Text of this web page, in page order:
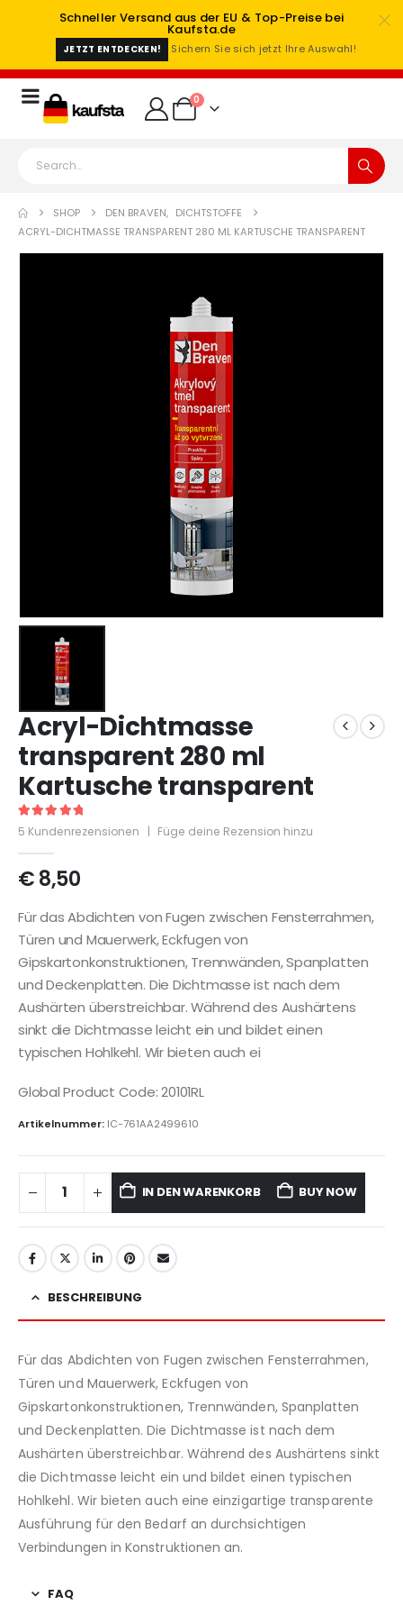
Schneller Versand aus der EU & Top-Preise bei
Kaufsta.de
JETZT ENTDECKEN! Sichern Sie sich jetzt Ihre Auswahl!
0
SHOP DEN BRAVEN, DICHTSTOFFE
ACRYL-DICHTMASSE TRANSPARENT 280 ML KARTUSCHE TRANSPARENT
Acryl-Dichtmasse
transparent 280 ml
Kartusche transparent
5 out of 5
5 Kundenrezensionen | Füge deine Rezension hinzu
€8,50
Für das Abdichten von Fugen zwischen Fensterrahmen,
Türen und Mauerwerk, Eckfugen von
Gipskartonkonstruktionen, Trennwänden, Spanplatten
und Deckenplatten. Die Dichtmasse ist nach dem
Aushärten überstreichbar. Während des Aushärtens
sinkt die Dichtmasse leicht ein und bildet einen
typischen Hohlkehl. Wir bieten auch ei
Global Product Code: 20101RL
Artikelnummer: IC-761AA2499610
IN DEN WARENKORB BUY NOW
BESCHREIBUNG
Für das Abdichten von Fugen zwischen Fensterrahmen,
Türen und Mauerwerk, Eckfugen von
Gipskartonkonstruktionen, Trennwänden, Spanplatten
und Deckenplatten. Die Dichtmasse ist nach dem
Aushärten überstreichbar. Während des Aushärtens sinkt
die Dichtmasse leicht ein und bildet einen typischen
Hohlkehl. Wir bieten auch eine einzigartige transparente
Ausführung für den Bedarf an durchsichtigen
Verbindungen in Konstruktionen an.
FAQ